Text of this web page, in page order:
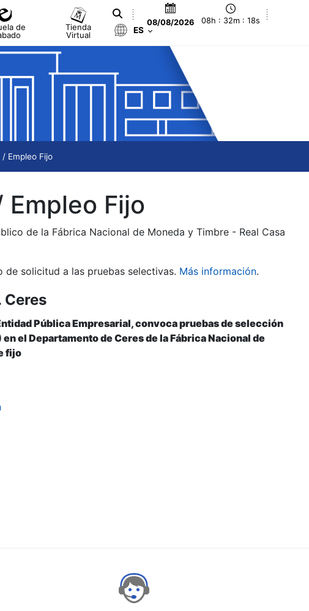
de
Tienda
Virtual
08/08/2026 08h : 32m : 18s
ES
Empleo Fijo
Fijo
de la Fábrica Nacional de Moneda y Timbre - Real Casa
solicitud a las pruebas selectivas. Más información.
Pública Empresarial, convoca pruebas de selección
el Departamento de Ceres de la Fábrica Nacional de
fijo